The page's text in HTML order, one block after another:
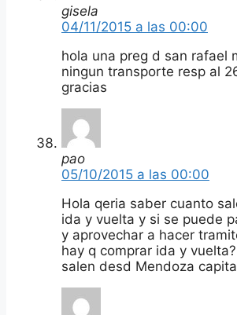
gisela
04/11/2015 a las 00:00
hola una preg d san rafael
ningun transporte resp al
gracias
pao
05/10/2015 a las 00:00
Hola qeria saber cuanto
ida y vuelta y si se puede
y aprovechar a hacer
hay q comprar ida y
salen desd Mendoza